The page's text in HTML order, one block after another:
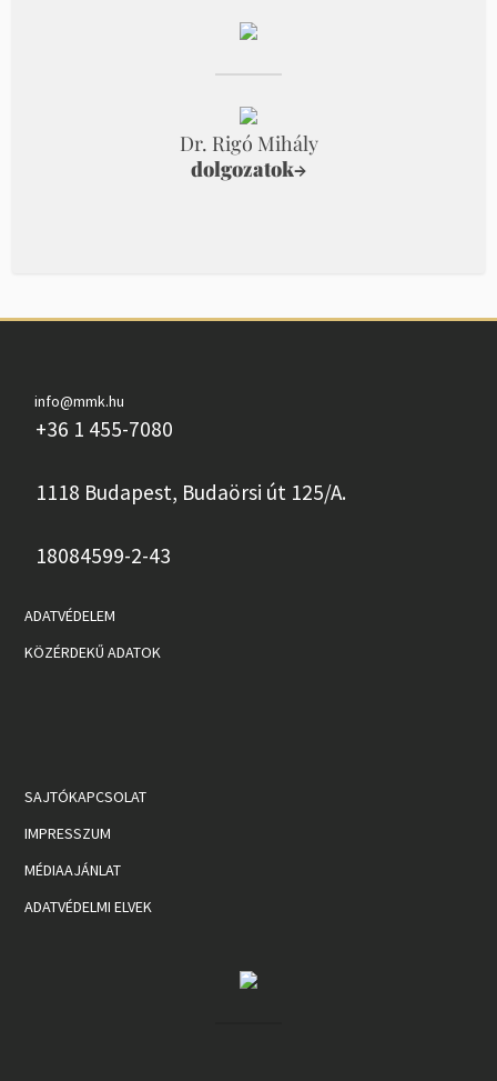
Dr. Rigó Mihály
dolgozatok→
info@mmk.hu
+36 1 455-7080
1118 Budapest, Budaörsi út 125/A.
18084599-2-43
ADATVÉDELEM
KÖZÉRDEKŰ ADATOK
SAJTÓKAPCSOLAT
IMPRESSZUM
MÉDIAAJÁNLAT
ADATVÉDELMI ELVEK